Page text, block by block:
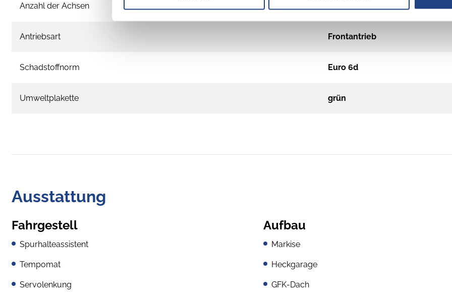
Anzahl der Achsen
Antriebsart Frontantrieb
Schadstoffnorm Euro 6d
Umweltplakette grün
Ausstattung
Fahrgestell
Spurhalteassistent
Tempomat
Servolenkung
Aufbau
Markise
Heckgarage
GFK-Dach